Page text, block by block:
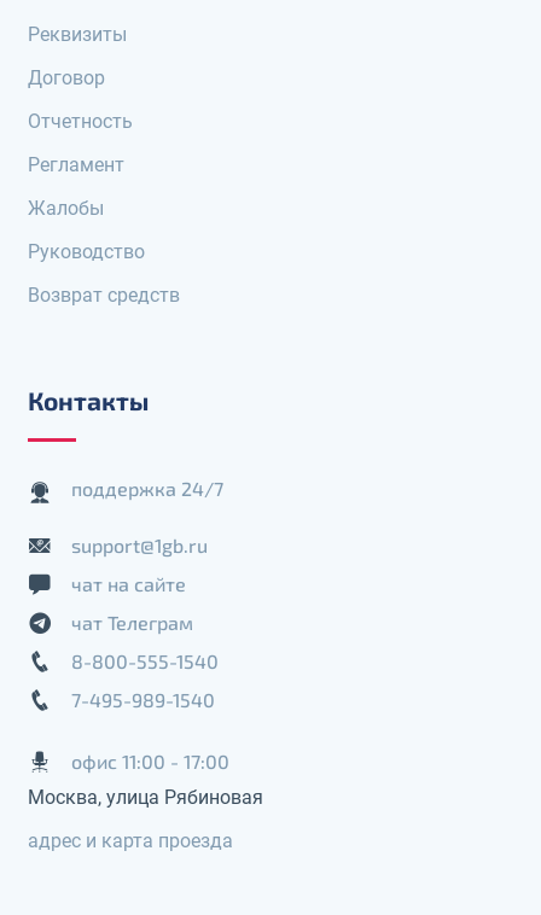
Реквизиты
Договор
Отчетность
Регламент
Жалобы
Руководство
Возврат средств
Контакты
поддержка 24/7
support@1gb.ru
чат на сайте
чат Телеграм
8-800-555-1540
7-495-989-1540
офис 11:00 - 17:00
Москва, улица Рябиновая
адрес и карта проезда